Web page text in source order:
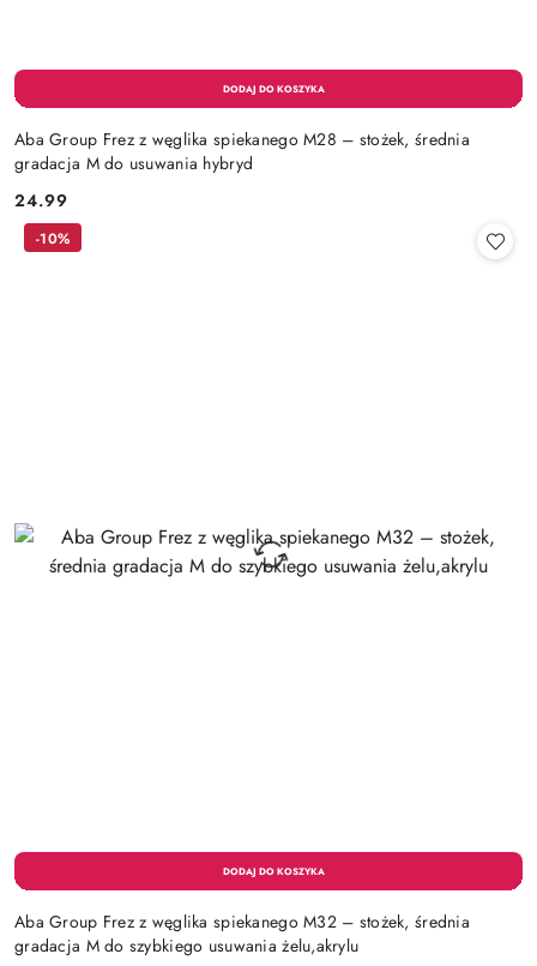
Aba Group Frez z węglika spiekanego M28 – stożek, średnia
gradacja M do usuwania hybryd
Cena:
24.99
Aba Group Frez z węglika spiekanego M32 – stożek, średnia
gradacja M do szybkiego usuwania żelu,akrylu
-10%